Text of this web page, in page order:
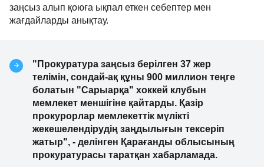
заңсыз алып қоюға ықпал еткен себептер мен
жағдайларды анықтау.
"Прокуратура заңсыз берілген 37 жер
телімін, сондай-ақ құны 900 миллион теңге
болатын "Сарыарқа" хоккей клубын
мемлекет меншігіне қайтарды. Қазір
прокурорлар мемлекеттік мүлікті
жекешелендірудің заңдылығын тексеріп
жатыр", - делінген Қарағанды ​​облысының
прокуратурасы таратқан хабарламада.